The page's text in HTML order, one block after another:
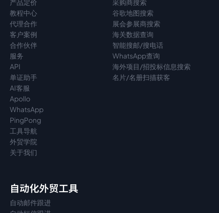
产品定价
教程中心
代理合作
客户案例
合作伙伴
服务
API
单证助手
AI客服
Apollo
WhatsApp
PingPong
工具导航
外贸学院
关于我们
采购商搜索
谷歌地图搜索
展会参展商搜索
海关数据查询
智能搜邮/搜电话
WhatsApp查询
海外项目/招投标信息搜索
名片/名册扫描获客
自动化外贸工具
自动邮件跟进